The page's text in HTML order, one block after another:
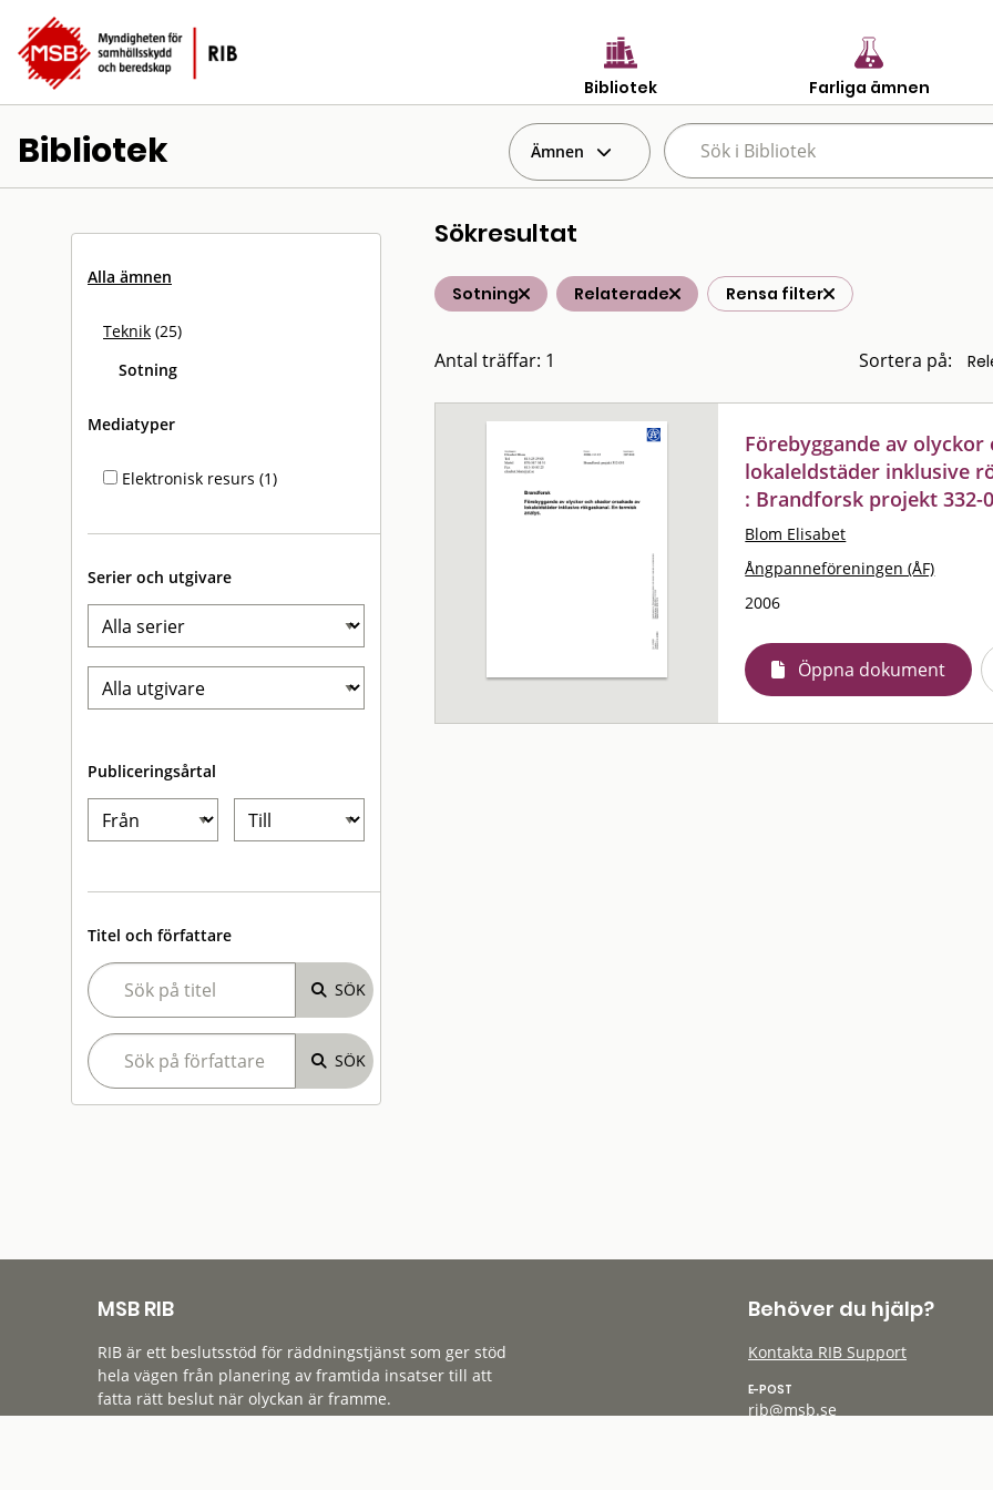
Bibliotek Farliga ämnen
Bibliotek Ämnen
Alla ämnen
Teknik (25)
Sotning
Mediatyper
Elektronisk resurs (1)
Serier och utgivare
Publiceringsårtal
Titel och författare
Sökresultat
Sotning Relaterade Rensa filter
Antal träffar: 1 Sortera på:
Förebyggande av
lokaleldstäder inklusive
: Brandforsk projekt 332-
Blom Elisabet
Ångpanneföreningen (ÅF)
2006
Öppna dokument
MSB RIB
RIB är ett beslutsstöd för räddningstjänst som ger stöd
hela vägen från planering av framtida insatser till att
fatta rätt beslut när olyckan är framme.
Behöver du hjälp?
Kontakta RIB Support
E-POST
rib@msb.se